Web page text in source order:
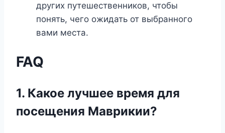
других путешественников, чтобы
понять, чего ожидать от выбранного
вами места.
FAQ
1. Какое лучшее время для
посещения Маврикии?